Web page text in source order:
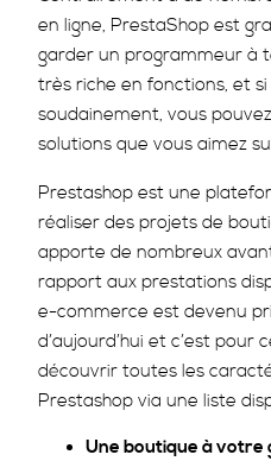
en ligne, PrestaShop est
garder un programmeur à
très riche en fonctions, et
soudainement, vous
solutions que vous aimez
Prestashop est une
réaliser des projets de
apporte de nombreux
rapport aux prestations
e-commerce est devenu
d’aujourd’hui et c’est
découvrir toutes les
Prestashop via une liste
Une boutique à votre